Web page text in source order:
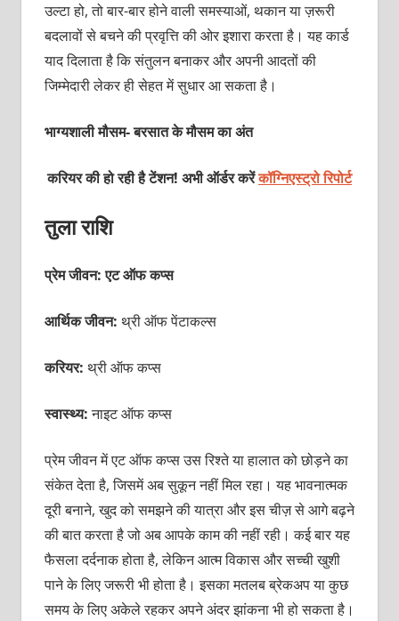
उल्टा हो, तो बार-बार होने वाली समस्याओं, थकान या ज़रूरी
बदलावों से बचने की प्रवृत्ति की ओर इशारा करता है। यह कार्ड
याद दिलाता है कि संतुलन बनाकर और अपनी आदतों की
जिम्मेदारी लेकर ही सेहत में सुधार आ सकता है।
भाग्यशाली मौसम- बरसात के मौसम का अंत
करियर की हो रही है टेंशन! अभी ऑर्डर करेंकॉग्निएस्ट्रो रिपोर्ट
तुला राशि
प्रेम जीवन: एट ऑफ कप्स
आर्थिक जीवन: थ्री ऑफ पेंटाकल्स
करियर: थ्री ऑफ कप्स
स्वास्थ्य:नाइट ऑफ कप्स
प्रेम जीवन में एट ऑफ कप्स उस रिश्ते या हालात को छोड़ने का
संकेत देता है, जिसमें अब सुकून नहीं मिल रहा। यह भावनात्मक
दूरी बनाने, खुद को समझने की यात्रा और इस चीज़ से आगे बढ़ने
की बात करता है जो अब आपके काम की नहीं रही। कई बार यह
फैसला दर्दनाक होता है, लेकिन आत्म विकास और सच्ची खुशी
पाने के लिए जरूरी भी होता है। इसका मतलब ब्रेकअप या कुछ
समय के लिए अकेले रहकर अपने अंदर झांकना भी हो सकता है।